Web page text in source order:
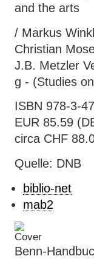
and the arts
/ Markus
Christian
J.B. Metzler
g - (Studies
ISBN 978-3-
EUR 85.59
circa CHF
Quelle: DNB
biblio-net
mab2
Benn-